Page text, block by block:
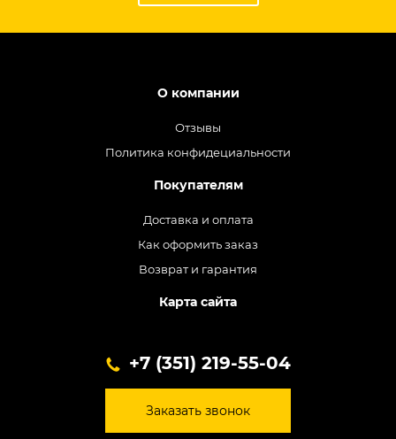
О компании
Отзывы
Политика конфидециальности
Покупателям
Доставка и оплата
Как оформить заказ
Возврат и гарантия
Карта сайта
+7 (351) 219-55-04
Заказать звонок